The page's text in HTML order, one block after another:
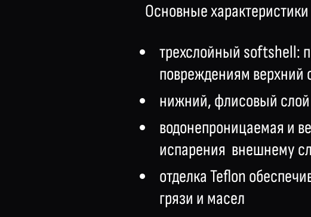
Основные
трехслойный softshell:
повреждениям
нижний, флисовый слой
водонепроницаемая и
испарения внешнему
отделка Teflon
грязи и масел